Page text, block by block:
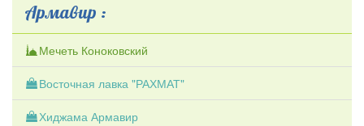
Армавир :
Мечеть Коноковский
Восточная лавка "РАХМАТ"
Хиджама Армавир